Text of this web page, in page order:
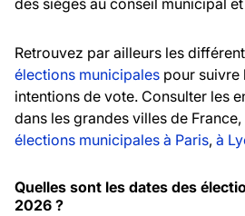
des sièges au conseil municipal
Retrouvez par ailleurs les
élections municipales pour
intentions de vote. Consulter les
dans les grandes villes de
élections municipales à Paris, à
Quelles sont les dates des
2026 ?